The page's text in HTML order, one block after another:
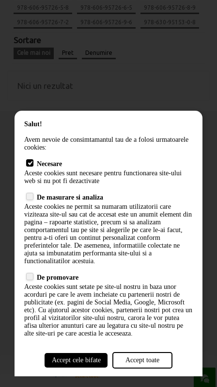
978-606-95726-5-8 978-606-95726-6-5 978-606-95726-8-9
978-606-95726-7-2 978-606-95726-9-6 978-630-95153-0-8
Sortare
Cele mai noi Pret Denumire
Nici un rezultat
Cum comand
Livrare
Contact
Politica de confidentialitate
ANPC
ABONARE LA NEWSLETTER
ABONARE
Salut!
Avem nevoie de consimtamantul tau de a folosi urmatoarele
cookies:
Necesare
Aceste cookies sunt necesare pentru functionarea site-ului
web si nu pot fi dezactivate
De masurare si analiza
Aceste cookies ne permit sa numaram utilizatorii care
viziteaza site-ul sau cat de accesat este un anumit element din
pagina – rapoarte statistice, precum si sa analizam
comportamentul tau pe site si alegerile pe care le-ai facut,
pentru a-ti oferi un continut personalizat conform
preferintelor tale. De asemenea, informatiile colectate ne
ajuta sa imbunatatim performanta site-ului si a
functionalitatilor acestuia.
De promovare
Aceste cookies sunt setate pe site-ul nostru in baza unor
acorduri pe care le avem incheiate cu partenerii nostri de
publicitate (ex. pagini de Social Media, Google, Microsoft
etc). Cu ajutorul acestor cookies, partenerii nostri pot crea un
profil al vizitatorilor site-ului nostru, carora le vor putea
afisa ulterior anunturi care au legatura cu site-ul nostru pe
alte site-uri pe care acestia le acceseaza.
Accept cele bifate Accept toate